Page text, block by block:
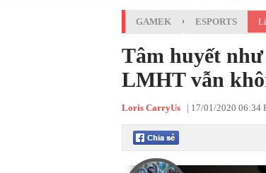
GAMEK › ESPORTS
Tâm huyết
LMHT vẫn
Loris CarryUs | 17/01/2020 06:34